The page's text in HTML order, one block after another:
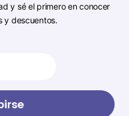
y sé el primero en conocer
y descuentos.